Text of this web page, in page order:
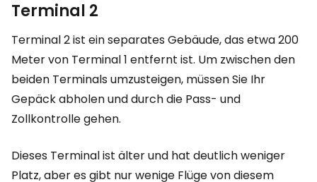
Terminal 2
Terminal 2 ist ein separates Gebäude, das etwa 200
Meter von Terminal 1 entfernt ist. Um zwischen den
beiden Terminals umzusteigen, müssen Sie Ihr
Gepäck abholen und durch die Pass- und
Zollkontrolle gehen.
Dieses Terminal ist älter und hat deutlich weniger
Platz, aber es gibt nur wenige Flüge von diesem